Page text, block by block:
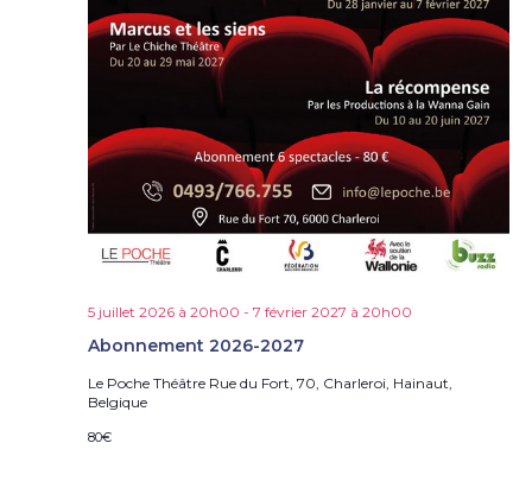
Abonnement 2026-2027
5 juillet 2026 à 20h00 - 7 février 2027 à 20h00
Le Poche Théâtre Rue du Fort, 70, Charleroi, Hainaut,
Belgique
80€